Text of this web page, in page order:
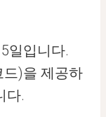
일입니다.
드)을 제공하
다.